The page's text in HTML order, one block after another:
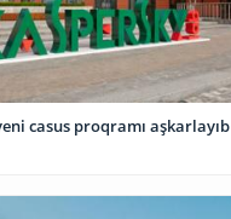
casus proqramı aşkarlayıb